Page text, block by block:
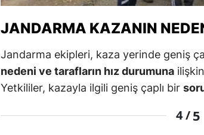
Van
Yozgat
Zonguldak
Aksaray
JANDARMA KAZANIN
Jandarma ekipleri, kaza yerinde geniş
nedeni ve tarafların hız durumuna
Yetkililer, kazayla ilgili geniş çaplı bir
4 /5